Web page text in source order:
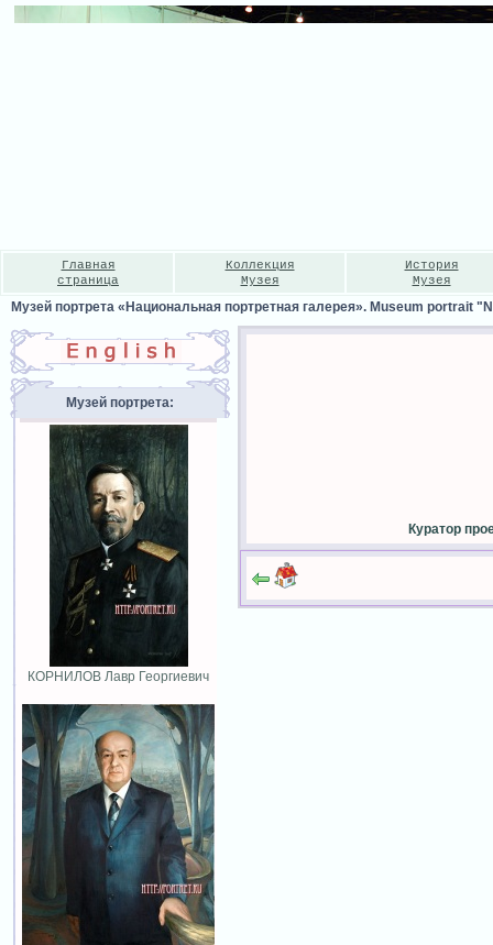
Главная
страница
Коллекция
Музея
История
Музея
Музей портрета «Национальная портретная галерея». Museum portrait
Музей портрета:
КОРНИЛОВ Лавр Георгиевич
Куратор